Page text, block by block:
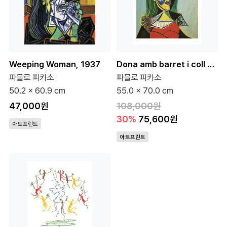
Weeping Woman, 1937
파블로 피카소
50.2 x 60.9 cm
47,000원
아트프린트
Dona amb barret i coll de pell
파블로 피카소
55.0 x 70.0 cm
108,000원
30% 75,600원
아트프린트